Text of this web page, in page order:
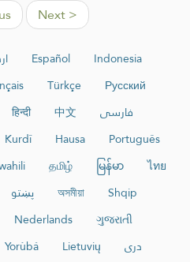
Next >
Español
Indonesia
Türkçe
Русский
हिन्दी 中文
فارسی
Kurdî Hausa
Português
தமிழ் မြန်မာ
ไทย
پښتو অসমীয়া
Shqip
Nederlands
ગુજરાતી
Yorùbá Lietuvių
دری